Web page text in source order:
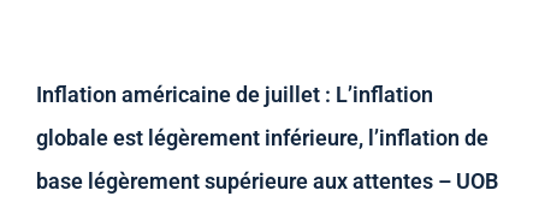
Inflation américaine de juillet : L’inflation
globale est légèrement inférieure, l’inflation de
base légèrement supérieure aux attentes – UOB